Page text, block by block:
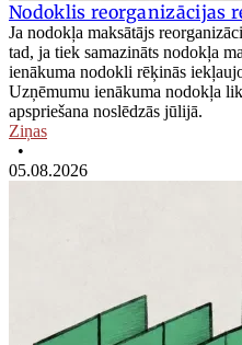
Nodoklis reorganizācijas
Ja nodokļa maksātājs
tad, ja tiek samazināts nodokļa
ienākuma nodokli rēķinās
Uzņēmumu ienākuma nodokļa
apspriešana noslēdzās jūlijā.
Ziņas
•
05.08.2026